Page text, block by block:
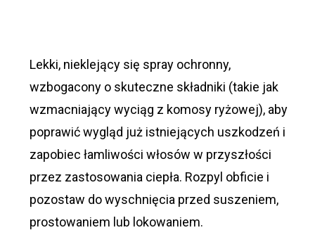
Lekki, nieklejący się spray ochronny,
wzbogacony o skuteczne składniki (takie jak
wzmacniający wyciąg z komosy ryżowej), aby
poprawić wygląd już istniejących uszkodzeń i
zapobiec łamliwości włosów w przyszłości
przez zastosowania ciepła. Rozpyl obficie i
pozostaw do wyschnięcia przed suszeniem,
prostowaniem lub lokowaniem.